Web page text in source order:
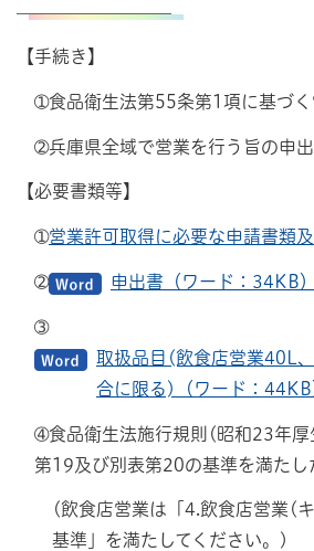
【手続き】
➀食品衛生法第55条第1項に基づ
➁兵庫県全域で営業を行う旨の申出
【必要書類等】
➀営業許可取得に必要な申請書類
➁ 申出書（ワード：34KB）
➂
取扱品目(飲食店営業40L
合に限る)（ワード：44KB
➃食品衛生法施行規則(昭和23年
第19及び別表第20の基準を満たし
(飲食店営業は「4.飲食店営業(
基準」を満たしてください。)